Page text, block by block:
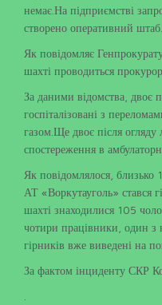
немає.На підприємстві
створено оперативний штаб.
Як повідомляє
шахті проводиться
За даними відомства, двоє
госпіталізовані з
газом.Ще двоє після огляду
спостереження в
Як повідомлялося, близько
АТ «Воркутауголь» стався
шахті знаходилися 105
чотири працівники, один з
гірників вже виведені на
За фактом інциденту СКР